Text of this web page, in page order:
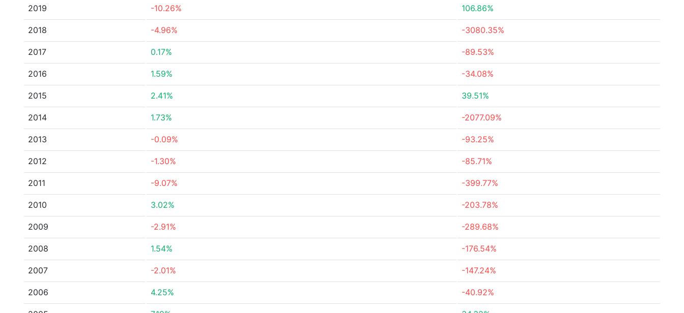
2019 -10.26% 106.86%
2018 -4.96% -3080.35%
2017 0.17% -89.53%
2016 1.59% -34.08%
2015 2.41% 39.51%
2014 1.73% -2077.09%
2013 -0.09% -93.25%
2012 -1.30% -85.71%
2011 -9.07% -399.77%
2010 3.02% -203.78%
2009 -2.91% -289.68%
2008 1.54% -176.54%
2007 -2.01% -147.24%
2006 4.25% -40.92%